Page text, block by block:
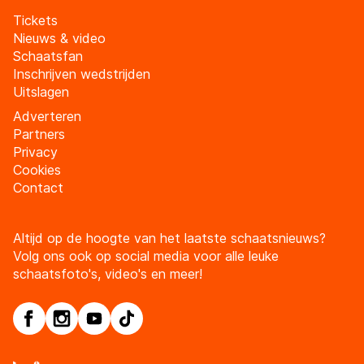
Tickets
Nieuws & video
Schaatsfan
Inschrijven wedstrijden
Uitslagen
Adverteren
Partners
Privacy
Cookies
Contact
Altijd op de hoogte van het laatste schaatsnieuws?
Volg ons ook op social media voor alle leuke
schaatsfoto's, video's en meer!